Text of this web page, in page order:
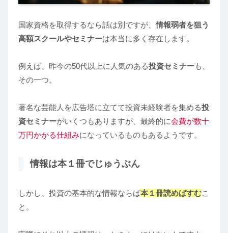
国家資格を取得するなら話は別ですが、情報弱者を狙う
高額スクールやセミナーは本当に多く存在します。
例えば、昨今の50代以上に人気のある投資セミナーも、
その一つ。
著名な芸能人を広告塔に立てて投資未経験者を集める投
資セミナーがいくつもありますが、最終的に会費が数十
万円かかる仕組みになっているものもあるようです。
情報は本１冊でじゅうぶん
しかし、投資の基本的な情報ならば本１冊読めばすむこ
と。